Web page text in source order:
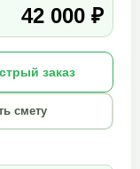
42 000 ₽
заказ
смету